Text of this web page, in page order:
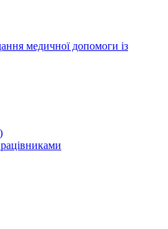
медичної допомоги із